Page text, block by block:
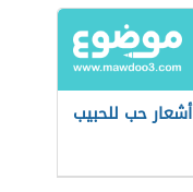
أشعار حب للحبيب